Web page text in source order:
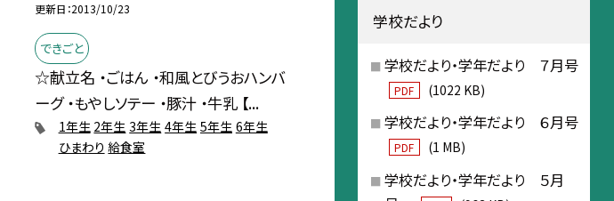
更新日 2013/10/23
できごと
☆献立名 ・ごはん ・和風とびうおハンバ
ーグ ・もやしソテー ・豚汁 ・牛乳 【...
1年生 2年生 3年生 4年生 5年生 6年生
ひまわり 給食室
学校だより
学校だより・学年だより ７月号
PDF (1022 KB)
学校だより・学年だより ６月号
PDF (1 MB)
学校だより・学年だより ５月